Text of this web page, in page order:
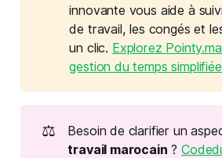
innovante vous aide à
de travail, les congés et
un clic. Explorez
gestion du temps
⚖️ Besoin de clarifier un
travail marocain ?